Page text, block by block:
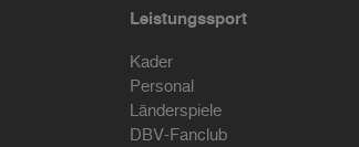
Leistungssport
Kader
Personal
Länderspiele
DBV-Fanclub